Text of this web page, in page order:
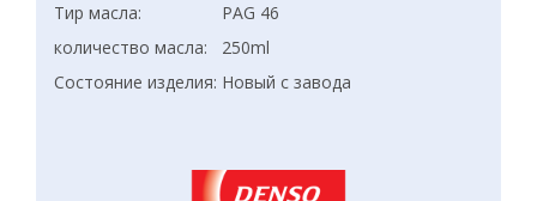
Тир масла:
PAG 46
количество масла:
250ml
Состояние изделия: Новый с завода